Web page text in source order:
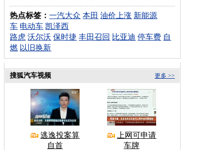
热点标签：一汽大众 本田 油价上涨 新能源
车 电动车 凯泽西
路虎 沃尔沃 保时捷 丰田召回 比亚迪 停车费 自
燃 以旧换新
更多 >>
搜狐汽车视频
逃逸投案算
自首
上网可申请
车牌